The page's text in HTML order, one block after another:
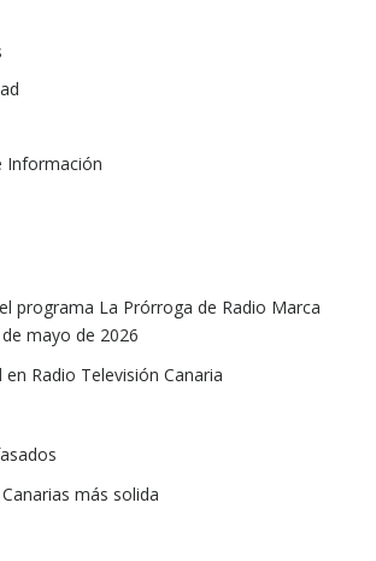
Información
programa La Prórroga de Radio Marca
mayo de 2026
en Radio Televisión Canaria
más solida